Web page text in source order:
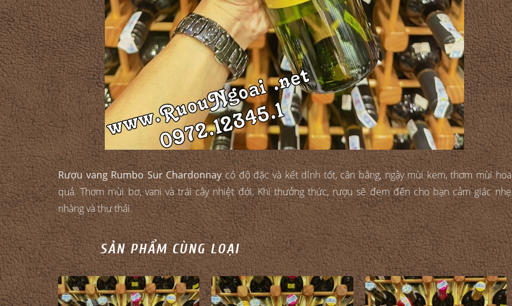
Rượu vang Rumbo Sur Chardonnaycó độ đặc và kết dính tốt, cân bằng, ngậy mùi kem, thơm mùi hoa
quả. Thơm mùi bơ, vani và trái cây nhiệt đới, Khi thưởng thức, rượu sẽ đem đến cho bạn cảm giác nhẹ
nhàng và thư thái.
SẢN PHẨM CÙNG LOẠI